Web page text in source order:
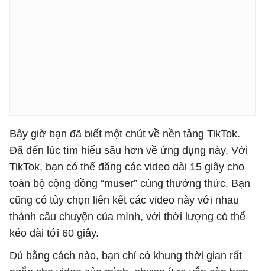
Bây giờ bạn đã biết một chút về nền tảng TikTok.
Đã đến lúc tìm hiểu sâu hơn về ứng dụng này. Với
TikTok, bạn có thể đăng các video dài 15 giây cho
toàn bộ cộng đồng “muser” cùng thưởng thức. Bạn
cũng có tùy chọn liên kết các video này với nhau
thành câu chuyện của mình, với thời lượng có thể
kéo dài tới 60 giây.
Dù bằng cách nào, bạn chỉ có khung thời gian rất